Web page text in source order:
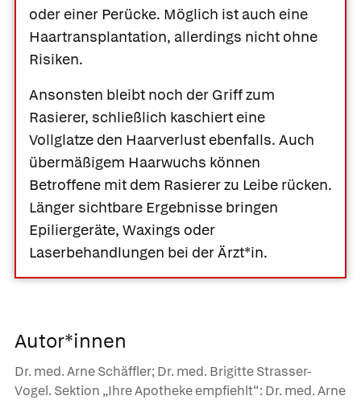
oder einer Perücke. Möglich ist auch eine
Haartransplantation, allerdings nicht ohne
Risiken.
Ansonsten bleibt noch der Griff zum
Rasierer, schließlich kaschiert eine
Vollglatze den Haarverlust ebenfalls. Auch
übermäßigem Haarwuchs können
Betroffene mit dem Rasierer zu Leibe rücken.
Länger sichtbare Ergebnisse bringen
Epiliergeräte, Waxings oder
Laserbehandlungen bei der Ärzt*in.
Autor*innen
Dr. med. Arne Schäffler; Dr. med. Brigitte Strasser-
Vogel. Sektion „Ihre Apotheke empfiehlt“: Dr. med. Arne